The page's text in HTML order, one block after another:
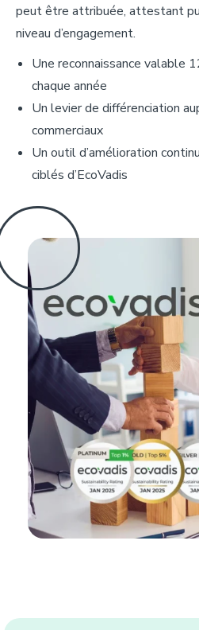
peut être attribuée, attestant
niveau d’engagement.
Une reconnaissance valable
chaque année
Un levier de différenciation
commerciaux
Un outil d’amélioration
ciblés d’EcoVadis